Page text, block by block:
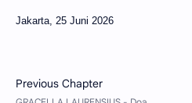
Jakarta, 25 Juni 2026